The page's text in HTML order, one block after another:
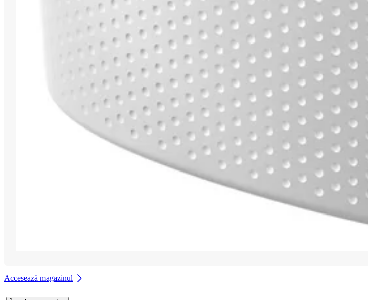
Accesează magazinul